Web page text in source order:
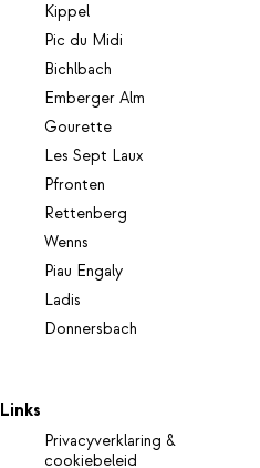
Kippel
Pic du Midi
Bichlbach
Emberger Alm
Gourette
Les Sept Laux
Pfronten
Rettenberg
Wenns
Piau Engaly
Ladis
Donnersbach
Links
Privacyverklaring &
cookiebeleid